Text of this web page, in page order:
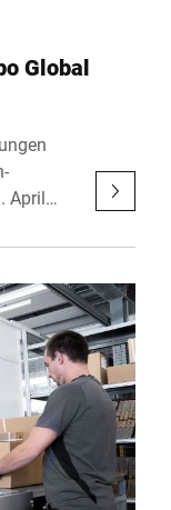
in
Global
April
eine
3LL302,
dem
–